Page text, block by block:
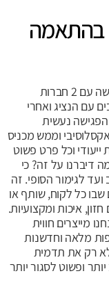
בהתאמה
תארו לכם רגע סיטואציה – אתם נכנסים לפגישה עם 2 חברות
עם הנציג ואחרי
נעשית
וממש מכניס
וכל פרט פשוט
דיברנו על זה? כי
לגימור הסופי. זה
כל לקוח, שותף או
איכות ומקצועיות.
מייצרים חווית
מלאה וחדשנות
רק את תדמית
ופשוט לסגור יותר